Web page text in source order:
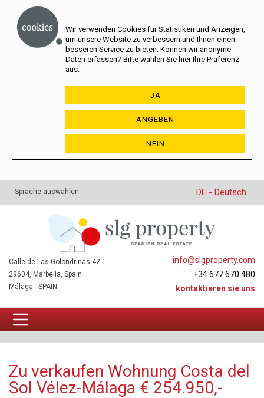
Wir verwenden Cookies für Statistiken und Anzeigen,
um unsere Website zu verbessern und Ihnen einen
besseren Service zu bieten. Können wir anonyme
Daten erfassen? Bitte wählen Sie hier Ihre Präferenz
aus.
JA
ANGEBEN
NEIN
Sprache auswählen DE - Deutsch
info@slgproperty.com
+34 677 670 480
kontaktieren sie uns
Calle de Las Golondrinas 42
29604, Marbella, Spain
Málaga - SPAIN
Zu verkaufen Wohnung Costa del
Sol Vélez-Málaga € 254.950,-